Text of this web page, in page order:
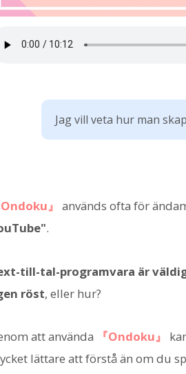
Jag vill veta hur man
Ondoku』 används ofta för
.
till-tal-programvara är
röst, eller hur?
att använda 『Ondoku』
lättare att förstå än om du